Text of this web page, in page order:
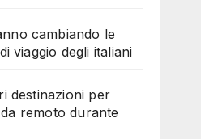
cambiando le
viaggio degli italiani
destinazioni per
remoto durante